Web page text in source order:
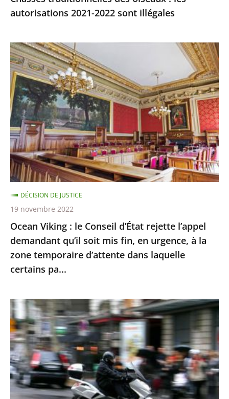
autorisations 2021-2022 sont illégales
Ocean
Viking
:
le
Conseil
d’État
rejette
l’appel
demandant
qu’il
soit
mis
fin,
en
urgence,
temporaire
d’attente
dans
laquelle
certains
pa...
Ocean Viking : le Conseil d’État rejette l’appel
demandant qu’il soit mis fin, en urgence, à la
zone temporaire d’attente dans laquelle
certains pa...
DÉCISION DE JUSTICE
19 novembre 2022
Le
contrôle
technique
des
«
deux-
roues